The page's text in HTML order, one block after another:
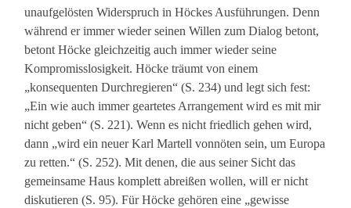
unaufgelösten Widerspruch in Höckes Ausführungen. Denn
während er immer wieder seinen Willen zum Dialog betont,
betont Höcke gleichzeitig auch immer wieder seine
Kompromisslosigkeit. Höcke träumt von einem
„konsequenten Durchregieren“ (S. 234) und legt sich fest:
„Ein wie auch immer geartetes Arrangement wird es mit mir
nicht geben“ (S. 221). Wenn es nicht friedlich gehen wird,
dann „wird ein neuer Karl Martell vonnöten sein, um Europa
zu retten.“ (S. 252). Mit denen, die aus seiner Sicht das
gemeinsame Haus komplett abreißen wollen, will er nicht
diskutieren (S. 95). Für Höcke gehören eine „gewisse